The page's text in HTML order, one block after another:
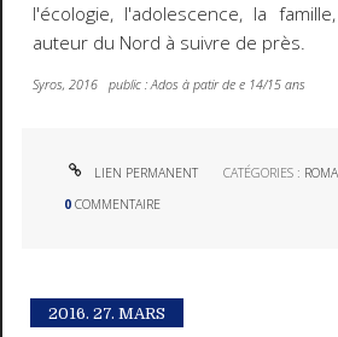
l'écologie, l'adolescence, la
auteur du Nord à suivre de près.
Syros, 2016 public : Ados à patir de e 14/15 ans
LIEN PERMANENT CATÉGORIES :
0 COMMENTAIRE
2016. 27. MARS